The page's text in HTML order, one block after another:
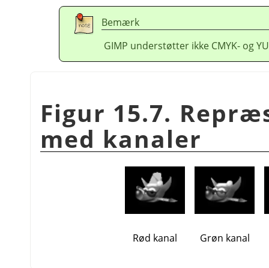
Bemærk
GIMP understøtter ikke CMYK- og
Figur 15.7.
med kanaler
Rød kanal Grøn kanal